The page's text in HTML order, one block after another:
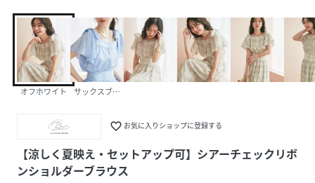
オフホワイト サックスブルー
favorite_border お気に入りショップに登録する
【涼しく夏映え・セットアップ可】シアーチェックリボ
ンショルダーブラウス